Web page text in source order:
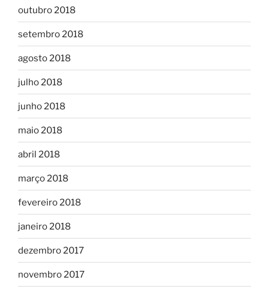
outubro 2018
setembro 2018
agosto 2018
julho 2018
junho 2018
maio 2018
abril 2018
março 2018
fevereiro 2018
janeiro 2018
dezembro 2017
novembro 2017